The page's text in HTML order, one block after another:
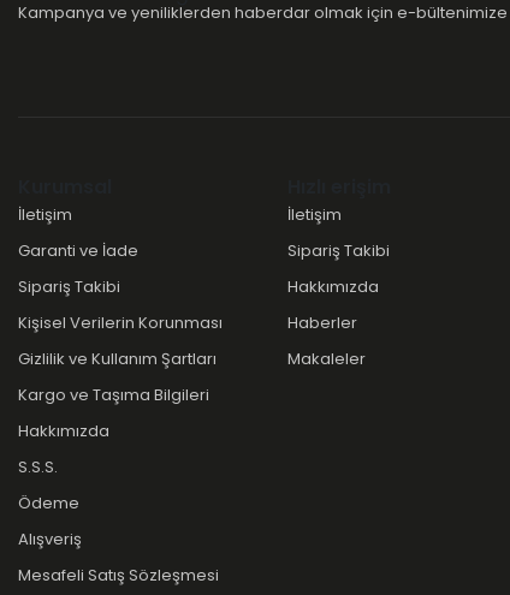
Kampanya ve yeniliklerden haberdar olmak için e-bültenimize
İletişim
Garanti ve İade
Sipariş Takibi
Kişisel Verilerin Korunması
Gizlilik ve Kullanım Şartları
Kargo ve Taşıma Bilgileri
Hakkımızda
S.S.S.
Ödeme
Alışveriş
Mesafeli Satış Sözleşmesi
İletişim
Sipariş Takibi
Hakkımızda
Haberler
Makaleler